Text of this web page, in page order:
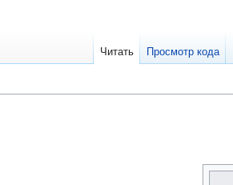
Читать Просмотр кода